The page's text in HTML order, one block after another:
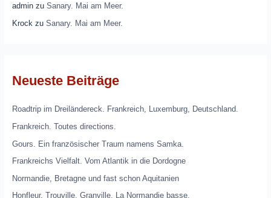
adminzu Sanary. Mai am Meer.
Krock zu Sanary. Mai am Meer.
Neueste Beiträge
Roadtrip im Dreiländereck. Frankreich, Luxemburg, Deutschland.
Frankreich. Toutes directions.
Gours. Ein französischer Traum namens Samka.
Frankreichs Vielfalt. Vom Atlantik in die Dordogne
Normandie, Bretagne und fast schon Aquitanien
Honfleur. Trouville. Granville. La Normandie basse.